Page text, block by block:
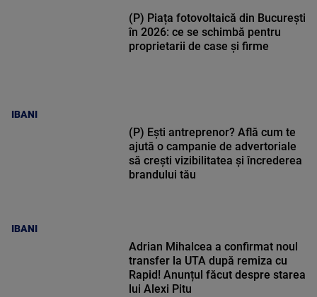
IBANI
(P) Piața fotovoltaică din București
în 2026: ce se schimbă pentru
proprietarii de case și firme
IBANI
(P) Ești antreprenor? Află cum te
ajută o campanie de advertoriale
să crești vizibilitatea și încrederea
brandului tău
Adrian Mihalcea a confirmat noul
transfer la UTA după remiza cu
Rapid! Anunțul făcut despre starea
lui Alexi Pitu